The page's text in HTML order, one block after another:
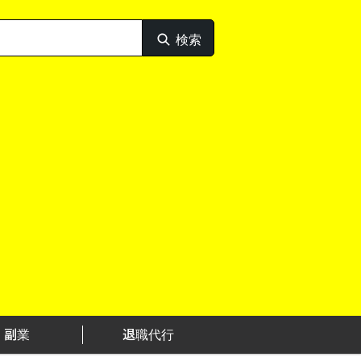
検索
検
索
副業 退職代行